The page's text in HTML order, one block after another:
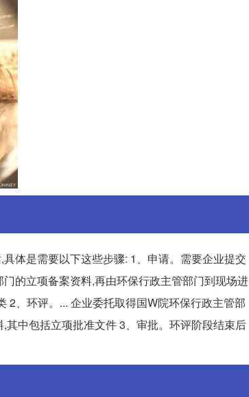
体是需要以下这些步骤: 1、申请。需要企业提交
的立项备案资料,再由环保行政主管部门到现场进
2、环评。... 企业委托取得国W院环保行政主管部
中包括立项批准文件 3、审批。环评阶段结束后